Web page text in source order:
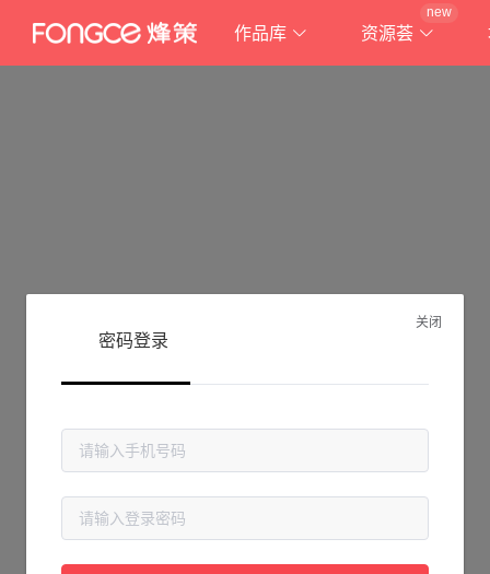
作品库 资源荟
new
抱歉!
请检查您输入的网址是否正确，或点击下面的按钮返回首页。
关闭
密码登录